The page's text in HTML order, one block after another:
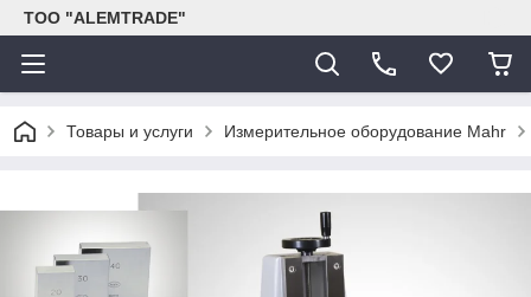
ТОО "ALEMTRADE"
Товары и услуги Измерительное оборудование Mahr